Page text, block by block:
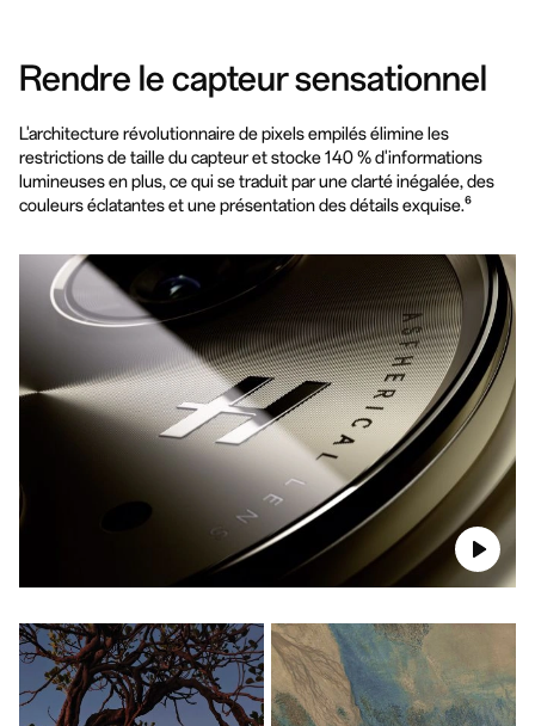
Rendre le capteur sensationnel
L'architecture révolutionnaire de pixels empilés élimine les
restrictions de taille du capteur et stocke 140 % d'informations
lumineuses en plus, ce qui se traduit par une clarté inégalée, des
couleurs éclatantes et une présentation des détails exquise.⁶